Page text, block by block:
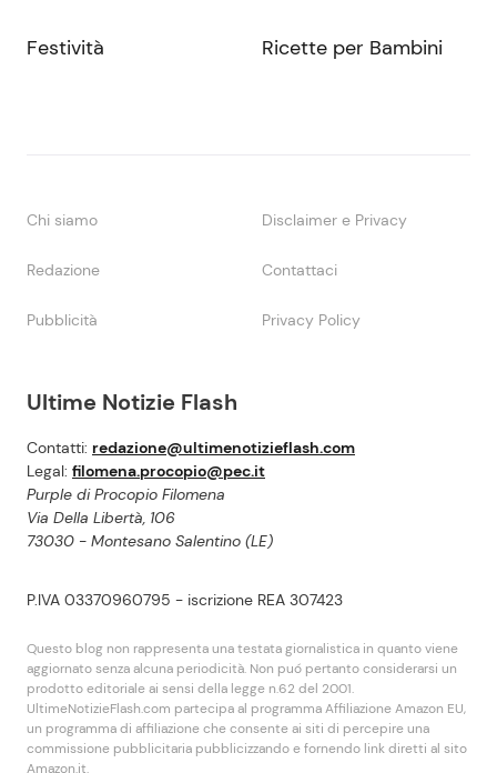
Ultime Notizie Flash
Contatti: redazione@ultimenotizieflash.com
Legal: filomena.procopio@pec.it
Purple di Procopio Filomena
Via Della Libertà, 106
73030 - Montesano Salentino (LE)
P.IVA 03370960795 - iscrizione REA 307423
Questo blog non rappresenta una testata giornalistica in quanto viene
aggiornato senza alcuna periodicità. Non puó pertanto considerarsi un
prodotto editoriale ai sensi della legge n.62 del 2001.
UltimeNotizieFlash.com partecipa al programma Affiliazione Amazon EU,
un programma di affiliazione che consente ai siti di percepire una
commissione pubblicitaria pubblicizzando e fornendo link diretti al sito
Amazon.it.
Festività Ricette per Bambini
Chi siamo Disclaimer e Privacy
Redazione Contattaci
Pubblicità Privacy Policy